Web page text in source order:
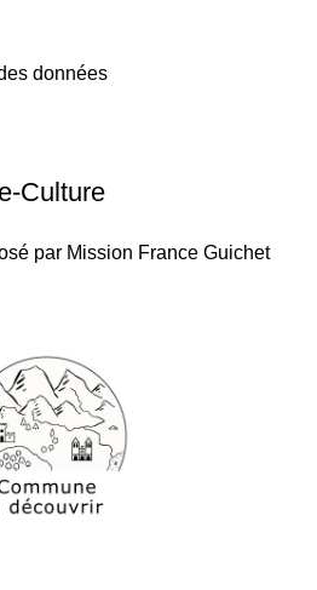
données
Culture
par Mission France Guichet